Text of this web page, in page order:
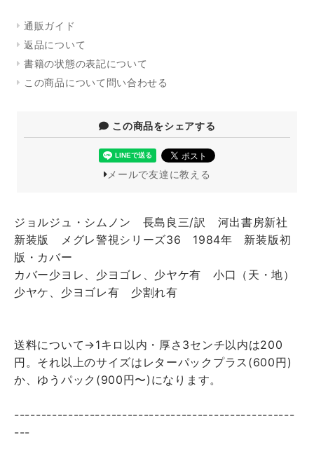
通販ガイド
返品について
書籍の状態の表記について
この商品について問い合わせる
この商品をシェアする
メールで友達に教える
ジョルジュ・シムノン 長島良三/訳 河出書房新社
新装版 メグレ警視シリーズ36 1984年 新装版初
版・カバー
カバー少ヨレ、少ヨゴレ、少ヤケ有 小口（天・地）
少ヤケ、少ヨゴレ有 少割れ有
送料について→1キロ以内・厚さ3センチ以内は200
円。それ以上のサイズはレターパックプラス(600円)
か、ゆうパック(900円〜)になります。
----------------------------------------------------
---